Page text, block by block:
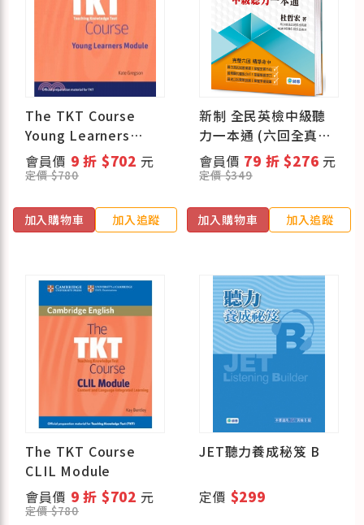
The TKT Course
Young Learners
Module
會員價 9 折 $702 元
定價 $780
加入購物車 加入追蹤
新制 全民英檢中級聽
力一本通 (六回全真考
題)
會員價 79 折 $276 元
定價 $349
加入購物車 加入追蹤
The TKT Course
CLIL Module
會員價 9 折 $702 元
定價 $780
JET聽力養成秘笈 B
定價 $299